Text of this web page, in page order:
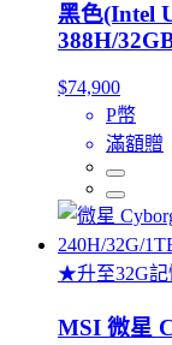
黑色(Intel
388H/
$74,900
P幣
滿額贈
★升至32G
MSI 微星